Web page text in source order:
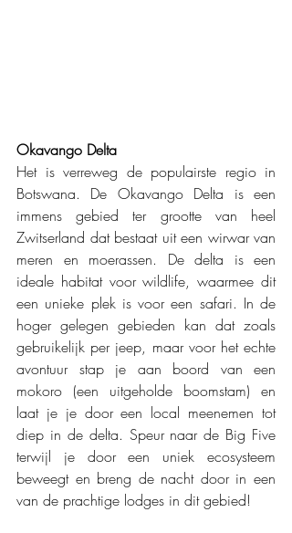
Okavango Delta
Het is verreweg de populairste regio in
Botswana. De Okavango Delta is een
immens gebied ter grootte van heel
Zwitserland dat bestaat uit een wirwar van
meren en moerassen. De delta is een
ideale habitat voor wildlife, waarmee dit
een unieke plek is voor een safari. In de
hoger gelegen gebieden kan dat zoals
gebruikelijk per jeep, maar voor het echte
avontuur stap je aan boord van een
mokoro (een uitgeholde boomstam) en
laat je je door een local meenemen tot
diep in de delta. Speur naar de Big Five
terwijl je door een uniek ecosysteem
beweegt en breng de nacht door in een
van de prachtige lodges in dit gebied!